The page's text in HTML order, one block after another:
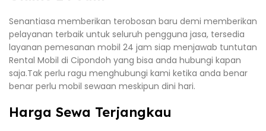
Senantiasa memberikan terobosan baru demi memberikan
pelayanan terbaik untuk seluruh pengguna jasa, tersedia
layanan pemesanan mobil 24 jam siap menjawab tuntutan
Rental Mobil di Cipondoh yang bisa anda hubungi kapan
saja.Tak perlu ragu menghubungi kami ketika anda benar
benar perlu mobil sewaan meskipun dini hari.
Harga Sewa Terjangkau